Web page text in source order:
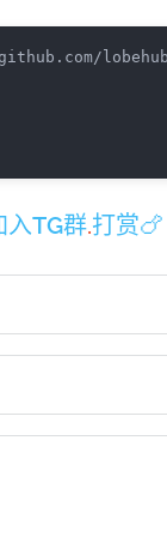
入TG群.打赏🍗